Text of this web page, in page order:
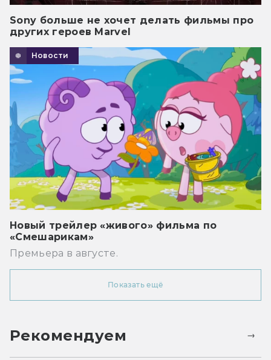
Sony больше не хочет делать фильмы про
других героев Marvel
Новости
Новый трейлер «живого» фильма по
«Смешарикам»
Премьера в августе.
Показать ещё
Рекомендуем